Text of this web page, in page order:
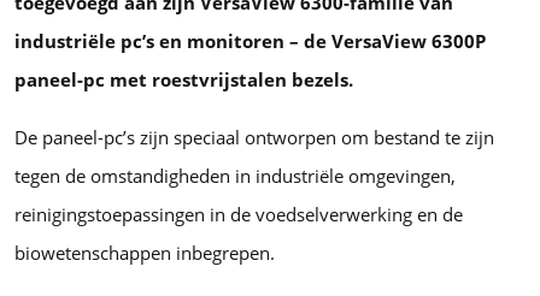
industriële pc’s en monitoren – de VersaView 6300P
paneel-pc met roestvrijstalen bezels.
De paneel-pc’s zijn speciaal ontworpen om bestand te zijn
tegen de omstandigheden in industriële omgevingen,
reinigingstoepassingen in de voedselverwerking en de
biowetenschappen inbegrepen.